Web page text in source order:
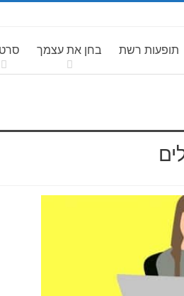
תופעות רשת בחן את עצמך